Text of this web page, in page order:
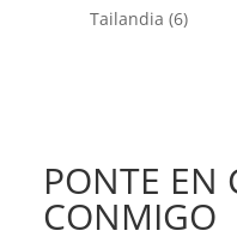
Tailandia (6)
PONTE EN
CONMIGO